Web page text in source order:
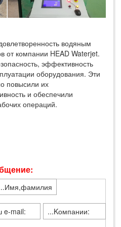
водяным
от компании HEAD Waterjet.
эффективность
оборудования. Эти
повысили их
и обеспечили
операций.